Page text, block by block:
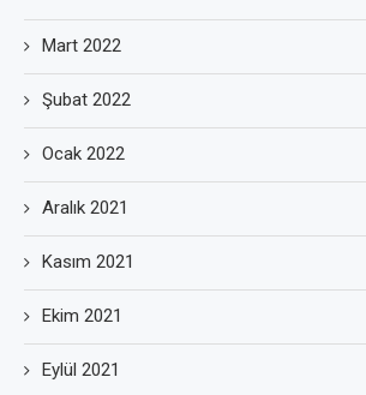
Mart 2022
Şubat 2022
Ocak 2022
Aralık 2021
Kasım 2021
Ekim 2021
Eylül 2021